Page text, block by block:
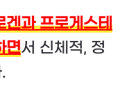
겐과 프로게스테
면서 신체적, 정